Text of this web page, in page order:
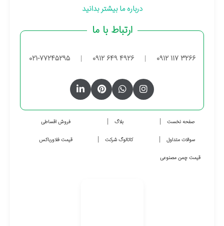
درباره ما بیشتر بدانید
ارتباط با ما
0912 117 3266
|
0912 649 4926
|
021-77245295
صفحه نخست بلاگ فروش اقساطی
سوالات متداول کاتالوگ شرکت قیمت فلاورباکس
قیمت چمن مصنوعی